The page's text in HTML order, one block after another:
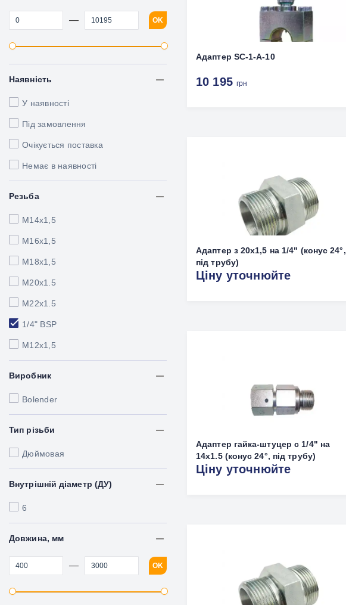
— OK
Наявність
У наявності
Під замовлення
Очікується поставка
Немає в наявності
Резьба
М14х1,5
М16х1,5
М18х1,5
M20x1.5
M22x1.5
1/4" BSP
М12х1,5
Виробник
Bolender
Тип різьби
Дюймовая
Внутрішній діаметр (ДУ)
6
Довжина, мм
— OK
Адаптер SC-1-A-10
10 195грн
Адаптер з 20х1,5 на 1/4" (конус 24°,
під трубу)
Ціну уточнюйте
Адаптер гайка-штуцер с 1/4" на
14x1.5 (конус 24°, під трубу)
Ціну уточнюйте